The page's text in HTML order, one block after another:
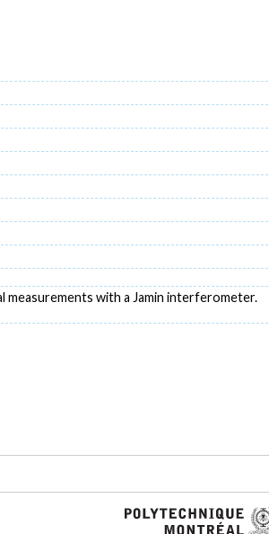
measurements with a Jamin interferometer.